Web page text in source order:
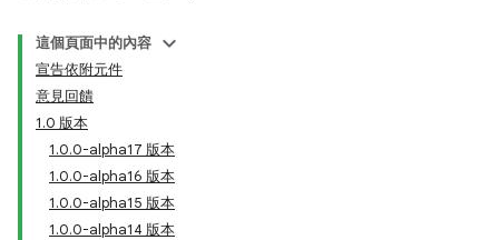
這個頁面中的內容
宣告依附元件
意見回饋
1.0 版本
1.0.0-alpha17 版本
1.0.0-alpha16 版本
1.0.0-alpha15 版本
1.0.0-alpha14 版本